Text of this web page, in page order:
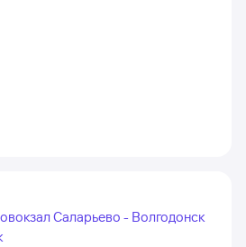
Саларьево - Волгодонск